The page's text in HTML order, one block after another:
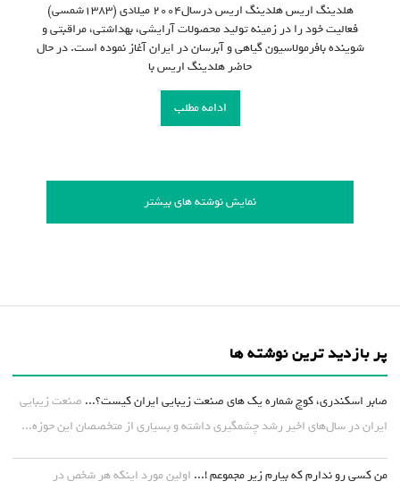
هلدینگ اریس هلدینگ اریس درسال۲۰۰۴ میلادی (۱۳۸۳شمسی)
فعالیت خود را در زمینه تولید محصولات آرایشی، بهداشتی، مراقبتی و
شوینده بافرمولاسیون گیاهی و آبرسان در ایران آغاز نموده است. در حال
حاضر هلدینگ اریس با
ادامه مطلب
نمایش نوشته های بیشتر
پر بازدید ترین نوشته ها
صابر اسکندری، کوچ شماره یک های صنعت زیبایی ایران کیست؟... صنعت زیبایی
ایران در سال‌های اخیر رشد چشمگیری داشته و بسیاری از متخصصان این حوزه...
من کسی رو ندارم که بیارم زیر مجموعم !... اولین مورد اینکه هر شخص در